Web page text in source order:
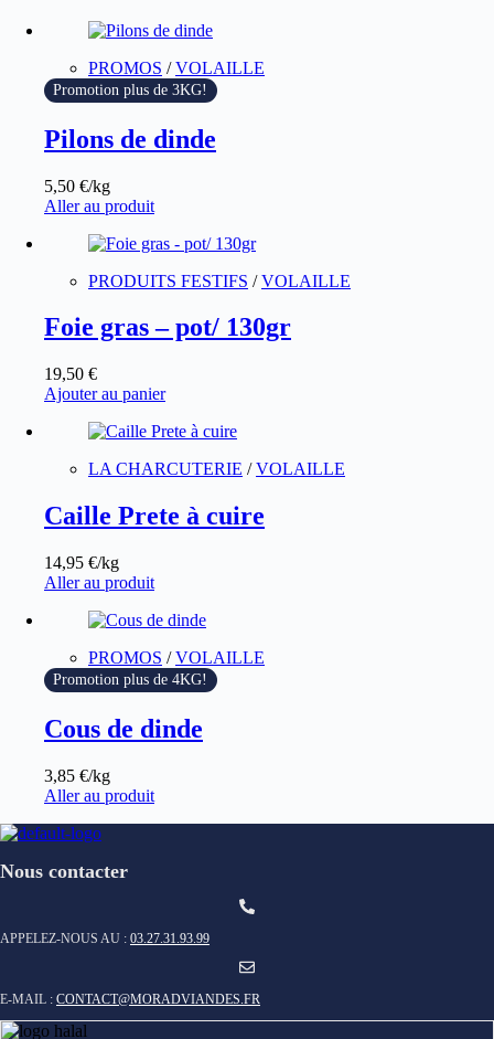
PROMOS /VOLAILLE
Promotion plus de 3KG!
Pilons de dinde
5,50 €/kg
Aller au produit
PRODUITS FESTIFS /VOLAILLE
Foie gras – pot/ 130gr
19,50 €
Ajouter au panier
LA CHARCUTERIE /VOLAILLE
Caille Prete à cuire
14,95 €/kg
Aller au produit
PROMOS /VOLAILLE
Promotion plus de 4KG!
Cous de dinde
3,85 €/kg
Aller au produit
Nous contacter
APPELEZ-NOUS AU : 03.27.31.93.99
E-MAIL : CONTACT@MORADVIANDES.FR